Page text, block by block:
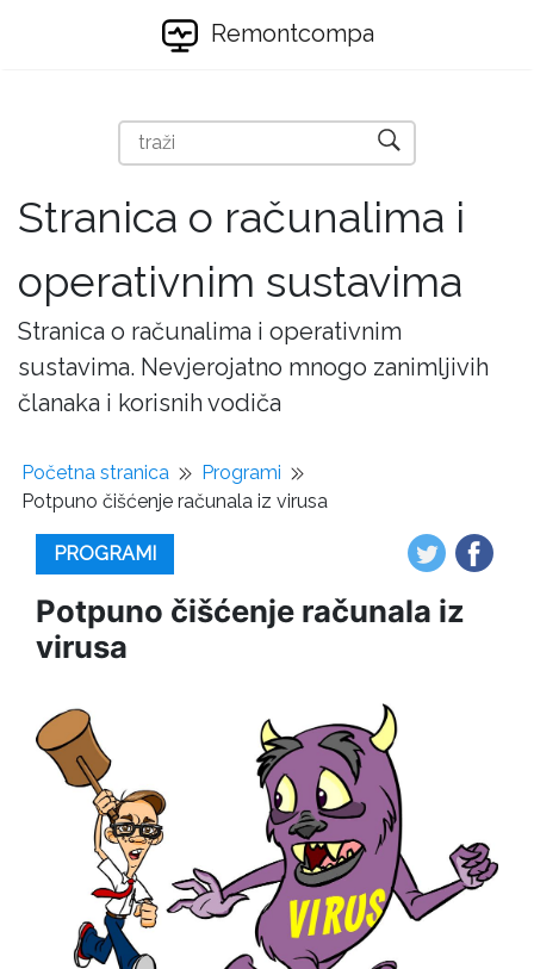
Remontcompa
Stranica o računalima i
operativnim sustavima
Stranica o računalima i operativnim
sustavima. Nevjerojatno mnogo zanimljivih
članaka i korisnih vodiča
Početna stranica
Programi
Potpuno čišćenje računala iz virusa
PROGRAMI
Potpuno čišćenje računala iz
virusa